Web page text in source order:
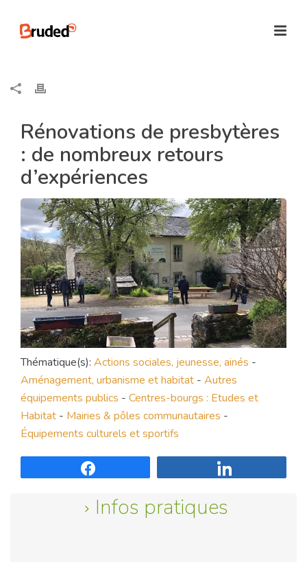
Rénovations de presbytères
: de nombreux retours
d’expériences
Thématique(s): Actions sociales, jeunesse, ainés -
Aménagement, urbanisme et habitat - Autres
équipements publics - Centres-bourgs : Etudes et
Habitat - Mairies & pôles communautaires -
Équipements culturels et sportifs
Infos pratiques